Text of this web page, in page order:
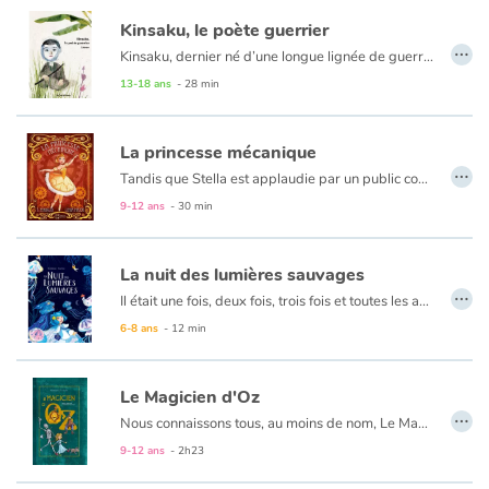
Kinsaku, le poète guerrier
Kinsaku, dernier né d’une longue lignée de guerriers au service des seigneurs du Japon, parle très peu. Au point que ses camarades le surnomment Kinsa le muet. Il n’aime pas se battre non plus, au désespoir de son père qui s’obstine pourtant à lui faire prendre des cours de combat. Kinsaku rêve d’autre chose, de poésie, de mots qui dansent et s’organisent dans sa tête mais ne parviennent pas à franchir ses lèvres… Il devra apprendre à lutter, mais pour se faire enfin entendre. Basho-Kinsaku Matsuo est l’un des pères fondateurs, au XVIIème siècle, des poèmes sous forme de haïku.
13-18 ans - 28 min
…
La princesse mécanique
Tandis que Stella est applaudie par un public conquis après une représentation à l’Opéra de Paris, une catastrophe sans précédent va bouleverser sa vie. Elle devient Miette et, reléguée dans les tréfonds de l’Opéra, elle devra réapprendre à vivre loin des feux de la rampe. Elle troque une troupe de danseurs étoile pour des personnages loufoques et rafistolés au grand cœur.
9-12 ans - 30 min
…
La nuit des lumières sauvages
Il était une fois, deux fois, trois fois et toutes les autres nuits, l’Enfant, qui avait peur. Jusqu’à… cette nuit-là. En compagnie d’une chauve-souris philosophe et d’une mystérieuse lynx, l’Enfant va devoir traverser la nuit. Un conte initiatique poétique dont on ressort grandi.
6-8 ans - 12 min
…
Le Magicien d'Oz
Nous connaissons tous, au moins de nom, Le Magicien d’Oz. Ce monument de la littérature jeunesse américaine, étudié dans les classes des États-Unis et adapté sous toutes les formes, est pourtant longtemps resté en Europe très peu lu. Depuis les années 2000, le public français le redécouvre et c’est une adaptation extraordinaire que nous vous proposons. Magnifiquement illustrée par Jonathan Bousmar, suivant un scénario de Jean-Sébastien Blanck, elle ne se contente pas de raconter le voyage de Dorothée et de ses amis vers la Cité d’Émeraude. Elle amorce aussi Le Merveilleux pays d’Oz, soit la première des 13 suites de Lyman Frank Baum, véritable saga qu’on appellera plus tard le cycle d’Oz.
9-12 ans - 2h23
…